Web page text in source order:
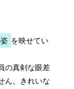
を映せてい
の真剣な眼差
ん。きれいな